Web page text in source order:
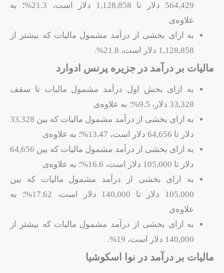
564,429 دلار تا 1,128,858 دلار است، 21.3%؛ به
علاوه‌ی
به ازای بخشی از درآمد مشمول مالیات که بیشتر از
1,128,858 دلار است، 21.8%.
مالیات بر درآمد در جزیره پرنس ادوارد
به ازای بخش اول درآمد مشمول مالیات تا سقف
33,328 دلار، 9.5%؛ به علاوه‌ی
به ازای بخشی از درآمد مشمول مالیات که بین 33,328
دلار تا 64,656 دلار است، 13.47%؛ به علاوه‌ی
به ازای بخشی از درآمد مشمول مالیات که بین 64,656
دلار تا 105,000 دلار است، 16.6%؛ به علاوه‌ی
به ازای بخشی از درآمد مشمول مالیات که بین
105,000 دلار تا 140,000 دلار است، 17.62%؛ به
علاوه‌ی
به ازای بخشی از درآمد مشمول مالیات که بیشتر از
140,000 دلار است، 19%.
مالیات بر درآمد در نوا اسکوشیا